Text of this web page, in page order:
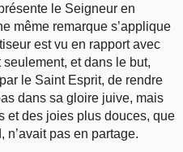
le Seigneur en
même remarque s’applique
est vu en rapport avec
et dans le but,
le Saint Esprit, de rendre
dans sa gloire juive, mais
et des joies plus douces, que
n’avait pas en partage.